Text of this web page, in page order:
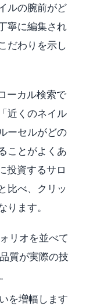
ルの腕前がど
寧に編集され
だわりを示し
ーカル検索で
近くのネイル
ーセルがどの
ことがよくあ
投資するサロ
比べ、クリッ
ます。
リオを並べて
質が実際の技
を増幅します